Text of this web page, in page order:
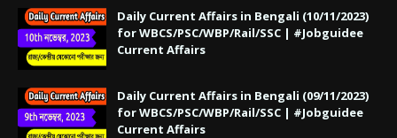
Daily Current Affairs in Bengali (10/11/2023)
for WBCS/PSC/WBP/Rail/SSC | #Jobguidee
Current Affairs
Daily Current Affairs in Bengali (09/11/2023)
for WBCS/PSC/WBP/Rail/SSC | #Jobguidee
Current Affairs